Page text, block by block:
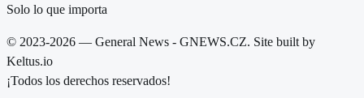
Solo lo que importa
© 2023-2026 — General News - GNEWS.CZ. Site built by
Keltus.io
¡Todos los derechos reservados!